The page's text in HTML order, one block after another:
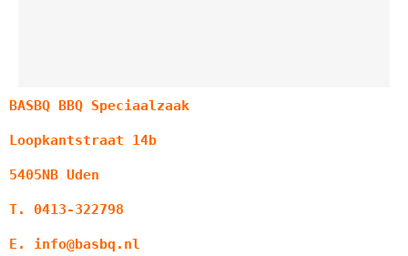
BASBQ BBQ Speciaalzaak
Loopkantstraat 14b
5405NB Uden
T. 0413-322798
E. info@basbq.nl